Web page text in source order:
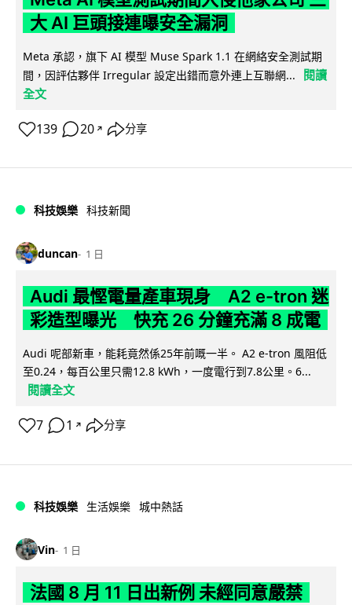
大 AI 巨頭接連曝安全漏洞
Meta 承認，旗下 AI 模型 Muse Spark 1.1 在網絡安全測試期
間，因評估夥伴 Irregular 設定出錯而意外連上互聯網...
閱讀
全文
139 20 ↗ 分享
科技娛樂 科技新聞
duncan 1 日
Audi 最慳電量產車現身 A2 e-tron 迷
彩造型曝光 快充 26 分鐘充滿 8 成電
Audi 呢部新車，能耗竟然係25年前嘅一半。 A2 e-tron 風阻低
至0.24，每百公里只需12.8 kWh，一度電行到7.8公里。6...
閱讀全文
7 1 ↗ 分享
科技娛樂 生活娛樂 城中熱話
Vin 1 日
法國 8 月 11 日出新例 未經同意嚴禁